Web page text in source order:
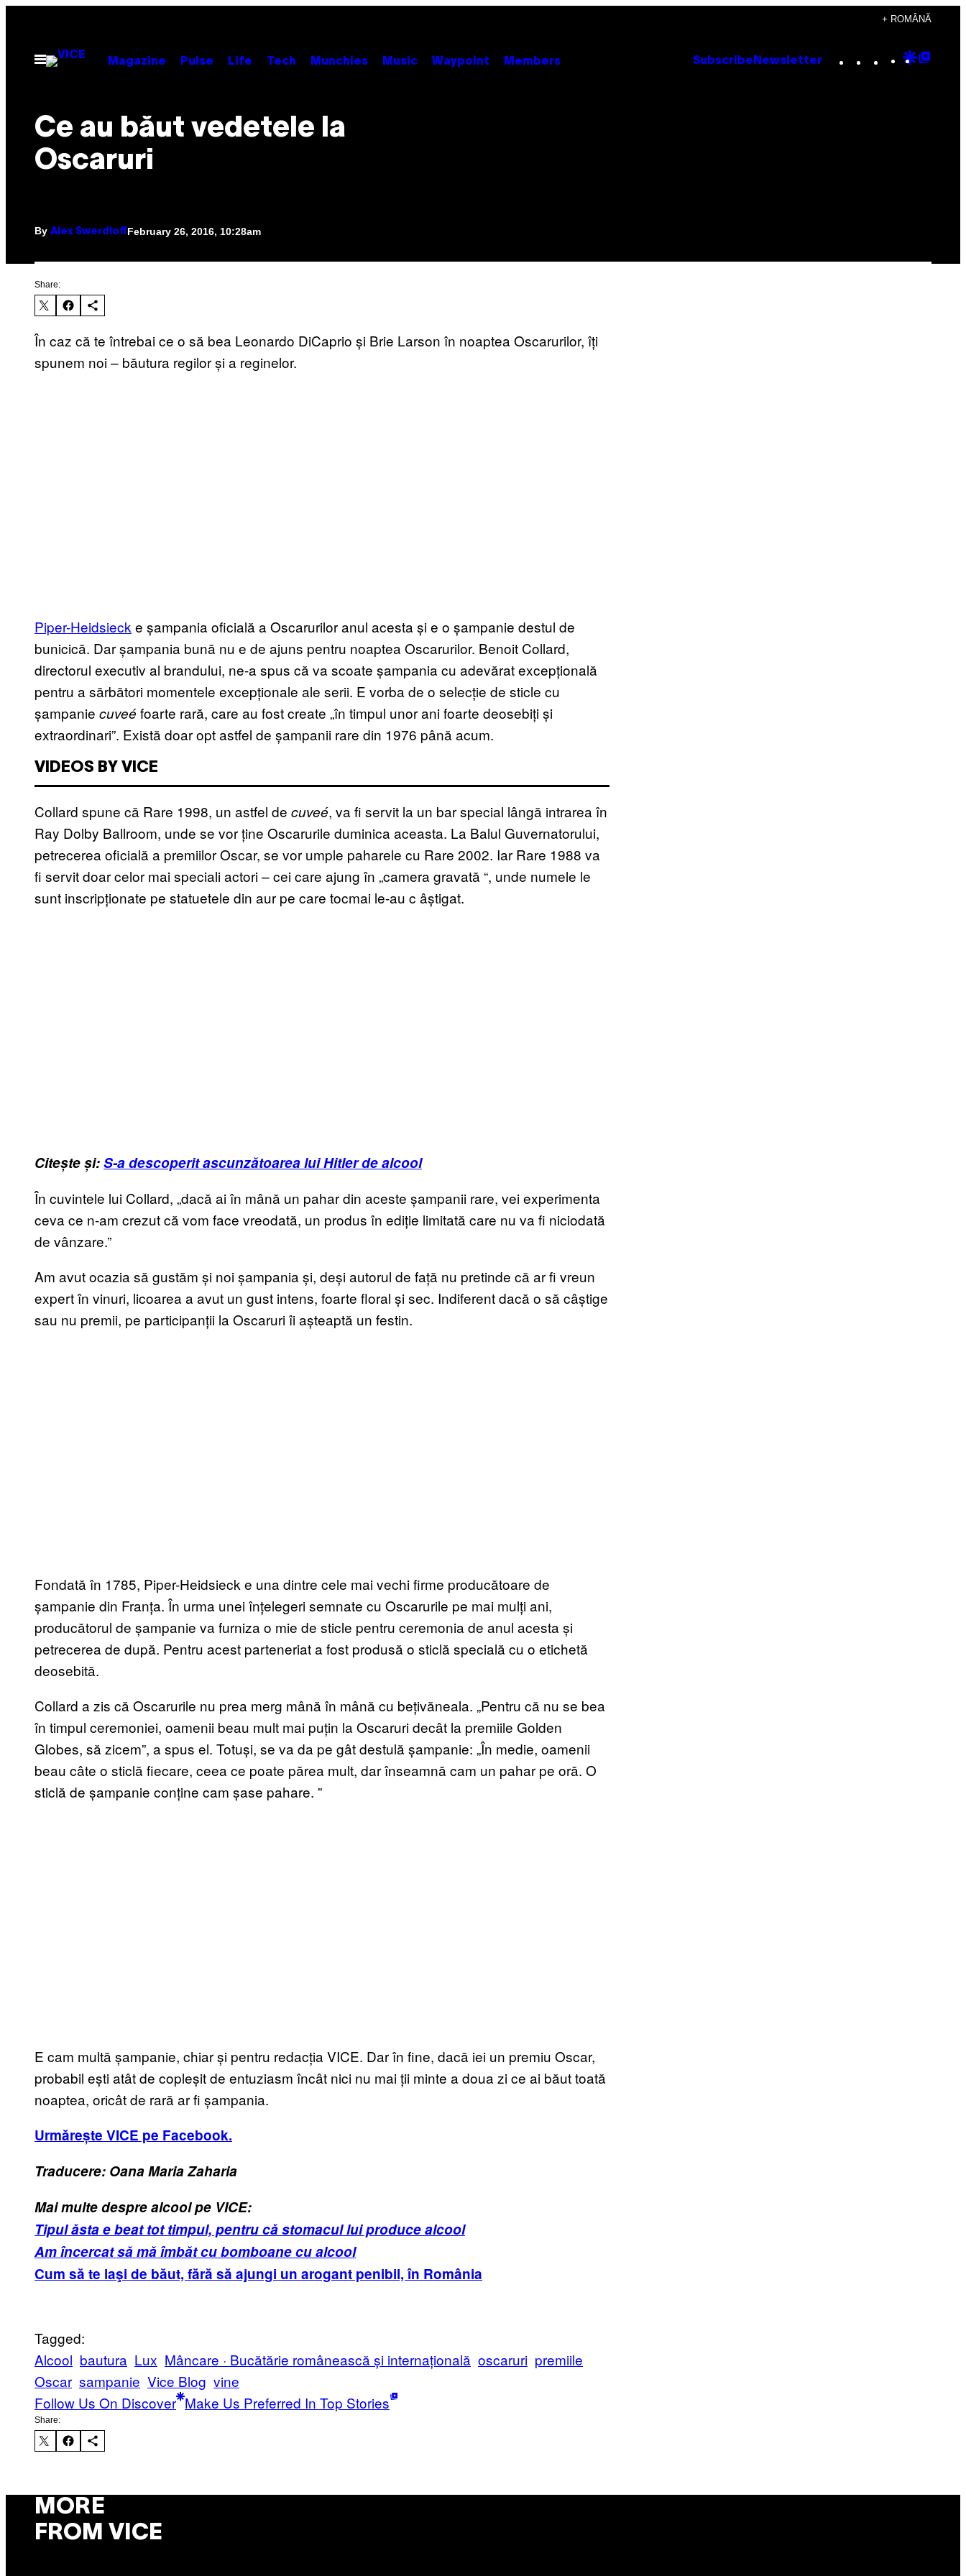
content
+ ROMÂNĂ
Open
Menu
Magazine Pulse Life Tech Munchies Music Waypoint Members Subscribe Newsletter Instagram
TikTok
YouTube
Google
​Ce au băut vedetele la
Oscaruri
By Alex SwerdloffFebruary 26, 2016, 10:28am
Share:
În caz că te întrebai ce o să bea Leonardo DiCaprio și Brie Larson în noaptea Oscarurilor, îți
spunem noi – băutura regilor și a reginelor.
Piper-Heidsieck e șampania oficială a Oscarurilor anul acesta și e o șampanie destul de
bunicică. Dar șampania bună nu e de ajuns pentru noaptea Oscarurilor. Benoit Collard,
directorul executiv al brandului, ne-a spus că va scoate șampania cu adevărat excepțională
pentru a sărbători momentele excepționale ale serii. E vorba de o selecție de sticle cu
șampanie cuveéfoarte rară, care au fost create „în timpul unor ani foarte deosebiți și
extraordinari”. Există doar opt astfel de șampanii rare din 1976 până acum.
VIDEOS BY VICE
Collard spune că Rare 1998, un astfel de cuveé, va fi servit la un bar special lângă intrarea în
Ray Dolby Ballroom, unde se vor ține Oscarurile duminica aceasta. La Balul Guvernatorului,
petrecerea oficială a premiilor Oscar, se vor umple paharele cu Rare 2002. Iar Rare 1988 va
fi servit doar celor mai speciali actori – cei care ajung în „camera gravată “, unde numele le
sunt inscripționate pe statuetele din aur pe care tocmai le-au c âștigat.
Citește și:S-a descoperit ascunzătoarea lui Hitler de alcool
În cuvintele lui Collard, „dacă ai în mână un pahar din aceste șampanii rare, vei experimenta
ceva ce n-am crezut că vom face vreodată, un produs în ediție limitată care nu va fi niciodată
de vânzare.”
Am avut ocazia să gustăm și noi șampania și, deși autorul de față nu pretinde că ar fi vreun
expert în vinuri, licoarea a avut un gust intens, foarte floral și sec. Indiferent dacă o să câștige
sau nu premii, pe participanții la Oscaruri îi așteaptă un festin.
Fondată în 1785, Piper-Heidsieck e una dintre cele mai vechi firme producătoare de
șampanie din Franța. În urma unei înțelegeri semnate cu Oscarurile pe mai mulți ani,
producătorul de șampanie va furniza o mie de sticle pentru ceremonia de anul acesta și
petrecerea de după. Pentru acest parteneriat a fost produsă o sticlă specială cu o etichetă
deosebită.
Collard a zis că Oscarurile nu prea merg mână în mână cu bețivăneala. „Pentru că nu se bea
în timpul ceremoniei, oamenii beau mult mai puțin la Oscaruri decât la premiile Golden
Globes, să zicem”, a spus el. Totuși, se va da pe gât destulă șampanie: „În medie, oamenii
beau câte o sticlă fiecare, ceea ce poate părea mult, dar înseamnă cam un pahar pe oră. O
sticlă de șampanie conține cam șase pahare. ”
E cam multă șampanie, chiar și pentru redacția VICE. Dar în fine, dacă iei un premiu Oscar,
probabil ești atât de copleșit de entuziasm încât nici nu mai ții minte a doua zi ce ai băut toată
noaptea, oricât de rară ar fi șampania.
Urmărește VICE pe Facebook.
Traducere: Oana Maria Zaharia
Mai multe despre alcool pe VICE:
Tipul ăsta e beat tot timpul, pentru că stomacul lui produce alcool
Am încercat să mă îmbăt cu bomboane cu alcool
Cum să te laşi de băut, fără să ajungi un arogant penibil, în România
Tagged:
Alcool bautura Lux Mâncare · Bucătărie românească și internațională oscaruri premiile
Oscar sampanie Vice Blog vine
Follow Us On Discover Make Us Preferred In Top Stories
Share:
MORE
FROM VICE